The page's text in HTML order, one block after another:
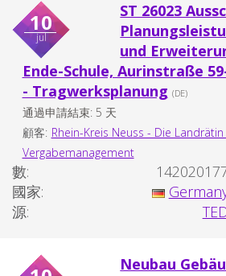
10
jul
ST 26023
und
Ende-Schule, Aurinstraße
- Tragwerksplanung (DE)
通過申請結束: 5 天
顧客: Rhein-Kreis Neuss - Die
Vergabemanagement
數:
國家:
源:
Neubau